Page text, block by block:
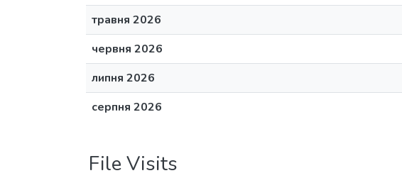
травня 2026
червня 2026
липня 2026
серпня 2026
File Visits